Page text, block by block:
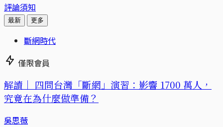
評論須知
最新 更多
斷網時代
僅限會員
解讀｜ 四問台灣「斷網」演習：影響 1700 萬人，
究竟在為什麼做準備？
吳思薇